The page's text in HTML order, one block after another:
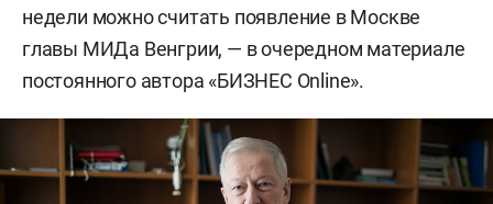
недели можно считать появление в Москве
главы МИДа Венгрии, — в очередном материале
постоянного автора «БИЗНЕС Online».